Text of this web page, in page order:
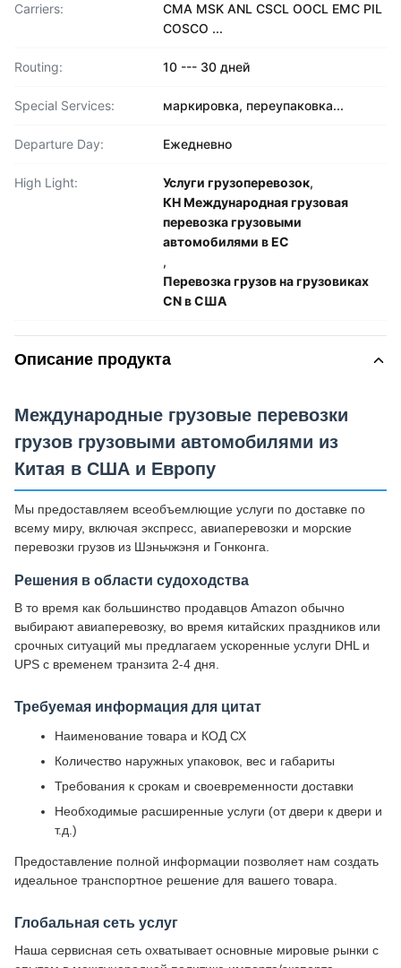
Carriers:
CMA MSK ANL CSCL OOCL EMC PIL
COSCO ...
Routing: 10 --- 30 дней
Special Services: маркировка, переупаковка...
Departure Day: Ежедневно
High Light: Услуги грузоперевозок,
КН Международная грузовая
перевозка грузовыми
автомобилями в ЕС
,
Перевозка грузов на грузовиках
CN в США
Описание продукта
Международные грузовые перевозки
грузов грузовыми автомобилями из
Китая в США и Европу
Мы предоставляем всеобъемлющие услуги по доставке по
всему миру, включая экспресс, авиаперевозки и морские
перевозки грузов из Шэньчжэня и Гонконга.
Решения в области судоходства
В то время как большинство продавцов Amazon обычно
выбирают авиаперевозку, во время китайских праздников или
срочных ситуаций мы предлагаем ускоренные услуги DHL и
UPS с временем транзита 2-4 дня.
Требуемая информация для цитат
Наименование товара и КОД СХ
Количество наружных упаковок, вес и габариты
Требования к срокам и своевременности доставки
Необходимые расширенные услуги (от двери к двери и
т.д.)
Предоставление полной информации позволяет нам создать
идеальное транспортное решение для вашего товара.
Глобальная сеть услуг
Наша сервисная сеть охватывает основные мировые рынки с